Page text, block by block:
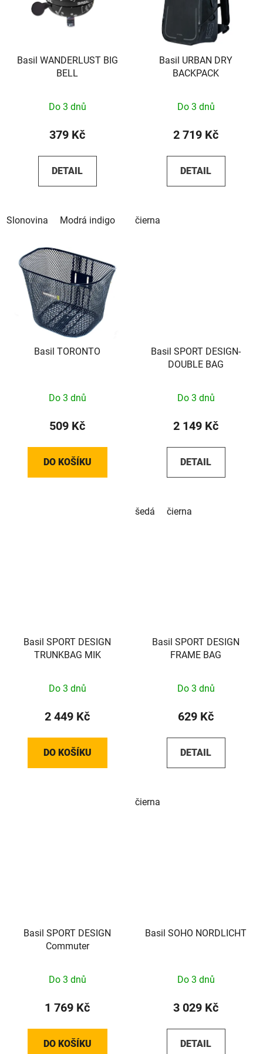
Basil WANDERLUST BIG
BELL
Do 3 dnů
379 Kč
DETAIL
Slonovina Modrá indigo
Basil URBAN DRY
BACKPACK
Do 3 dnů
2 719 Kč
DETAIL
čierna
Basil TORONTO
Do 3 dnů
509 Kč
DO KOŠÍKU
Basil SPORT DESIGN-
DOUBLE BAG
Do 3 dnů
2 149 Kč
DETAIL
šedá čierna
Basil SPORT DESIGN
TRUNKBAG MIK
Do 3 dnů
2 449 Kč
DO KOŠÍKU
Basil SPORT DESIGN
FRAME BAG
Do 3 dnů
629 Kč
DETAIL
čierna
Basil SPORT DESIGN
Commuter
Do 3 dnů
1 769 Kč
DO KOŠÍKU
Basil SOHO NORDLICHT
Do 3 dnů
3 029 Kč
DETAIL